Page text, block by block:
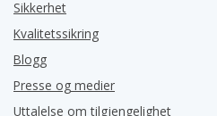
Sikkerhet
Kvalitetssikring
Blogg
Presse og medier
Uttalelse om tilgjengelighet